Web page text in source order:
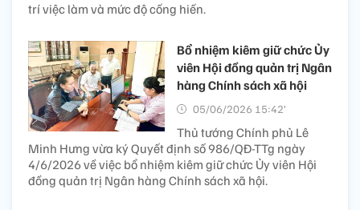
trí việc làm và mức độ cống hiến.
Bổ nhiệm kiêm giữ chức Ủy
viên Hội đồng quản trị Ngân
hàng Chính sách xã hội
05/06/2026 15:42’
Thủ tướng Chính phủ Lê
Minh Hưng vừa ký Quyết định số 986/QĐ-TTg ngày
4/6/2026 về việc bổ nhiệm kiêm giữ chức Ủy viên Hội
đồng quản trị Ngân hàng Chính sách xã hội.